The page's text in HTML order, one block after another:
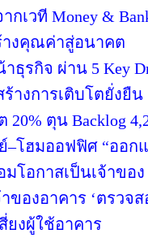
เวที Money &
างคุณค่าสู่อนาคต
าธุรกิจ ผ่าน 5 Key
างการเติบโตยั่งยื
20% ตุน Backlog
โฮมออฟฟิศ “ออก
โอกาสเป็นเจ้าของ
ของอาคาร ‘ตรวจ
ยงผู้ใช้อาคาร